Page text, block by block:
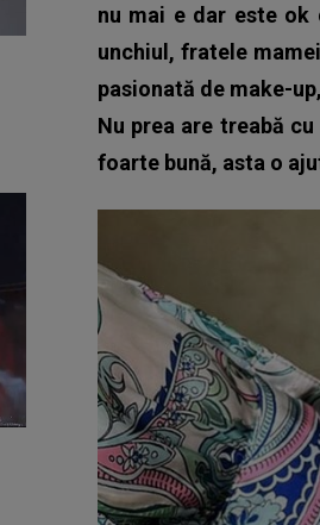
nu mai e dar este
unchiul, fratele
pasionată de make-
Nu prea are treabă
foarte bună, asta o